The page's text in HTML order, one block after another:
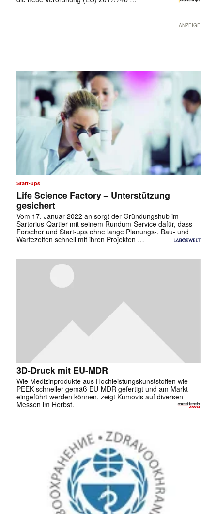
ANZEIGE
Start-ups
Life Science Factory – Unterstützung
gesichert
Vom 17. Januar 2022 an sorgt der Gründungshub im
Sartorius-Qartier mit seinem Rundum-Service dafür, dass
Forscher und Start-ups ohne lange Planungs-, Bau- und
Wartezeiten schnell mit ihren Projekten …
3D-Druck mit EU-MDR
Wie Medizinprodukte aus Hochleistungskunststoffen wie
PEEK schneller gemäß EU-MDR gefertigt und am Markt
eingeführt werden können, zeigt Kumovis auf diversen
Messen im Herbst.